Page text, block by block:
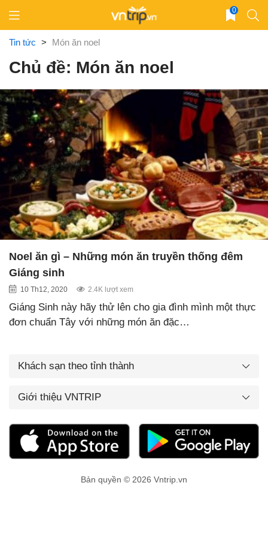
content
0
Tin tức > Món ăn noel
Chủ đề: Món ăn noel
Noel ăn gì – Những món ăn truyền thống đêm
Giáng sinh
10 Th12, 2020 2.4K lượt xem
Giáng Sinh này hãy thử lên cho gia đình mình một thực
đơn chuẩn Tây với những món ăn đặc…
Khách sạn theo tỉnh thành
Giới thiệu VNTRIP
Bản quyền © 2026 Vntrip.vn